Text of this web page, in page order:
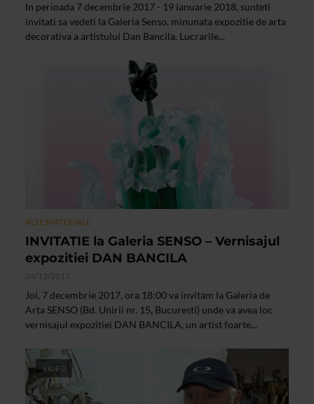
In perioada 7 decembrie 2017 - 19 ianuarie 2018, sunteti
invitati sa vedeti la Galeria Senso, minunata expozitie de arta
decorativa a artistului Dan Bancila. Lucrarile...
ALTE MATERIALE
INVITATIE la Galeria SENSO – Vernisajul
expozitiei DAN BANCILA
04/12/2017
Joi, 7 decembrie 2017, ora 18:00 va invitam la Galeria de
Arta SENSO (Bd. Unirii nr. 15, Bucuresti) unde va avea loc
vernisajul expozitiei DAN BANCILA, un artist foarte...
VIDEO